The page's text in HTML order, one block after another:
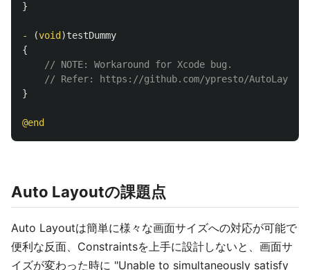
}
- (void )testDummy
{
// NOTE: Workaround for Xcode bug.
// Refer: https://github.com/ypresto/
}
@end
Auto Layoutの課題点
Auto Layoutは簡単に様々な画面サイズへの対応が可能で
便利な反面、Constraintsを上手に設計しないと、画面サ
イズが変わった時に "Unable to simultaneously satisfy